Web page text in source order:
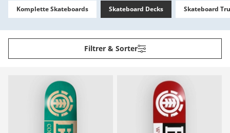
Komplette Skateboards Skateboard Decks Skateboard
Filtrer & Sorter